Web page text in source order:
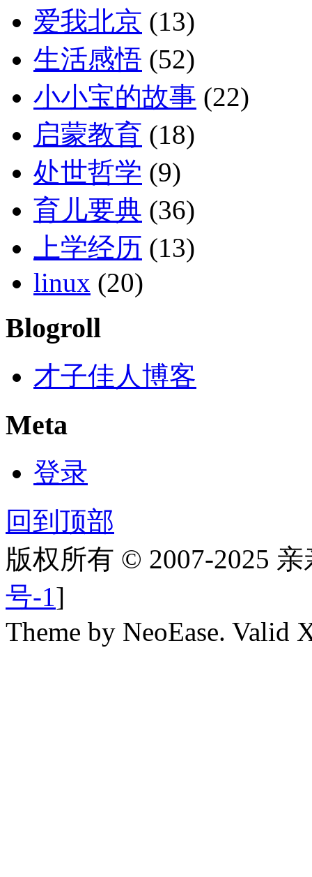
爱我北京 (13)
生活感悟 (52)
小小宝的故事 (22)
启蒙教育 (18)
处世哲学 (9)
育儿要典 (36)
上学经历 (13)
linux (20)
Blogroll
才子佳人博客
Meta
登录
回到顶部
版权所有 © 2007-2025
号-1]
Theme by NeoEase. Valid